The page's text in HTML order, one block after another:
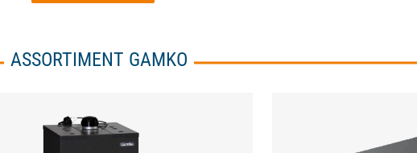
ASSORTIMENT GAMKO